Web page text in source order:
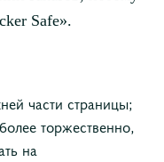
Safe».
части страницы;
торжественно,
на